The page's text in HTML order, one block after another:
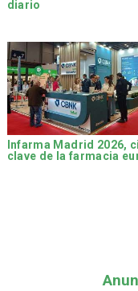
diario
Infarma Madrid 2026,
clave de la farmacia